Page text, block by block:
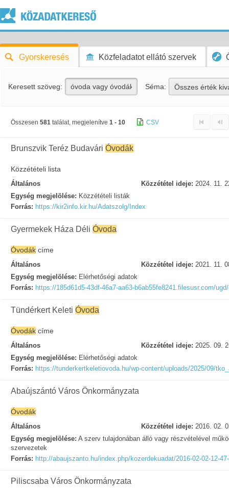
Gyorskeresés Közfeladatot ellátó szervek
Keresett szöveg: Séma: Összes érték
Összesen 581 találat, megjelenítve 1 - 10 CSV
Brunszvik Teréz Budavári Óvodák
Közzétételi lista
Általános Közzététel ideje: 2024. 11.
Egység megjelölése: Közzétételi listák
Forrás: https://kir2info.kir.hu/Adatszolg/Index
Gyermekek Háza Déli Óvoda
Óvodák címe
Általános Közzététel ideje: 2021. 11.
Egység megjelölése: Elérhetőségi adatok
Forrás: https://185d61d5-43df-46a7-aa63-b6ab55fe8241.filesusr.com/
Tündérkert Keleti Óvoda
Óvodák címe
Általános Közzététel ideje: 2025. 09.
Egység megjelölése: Elérhetőségi adatok
Forrás: https://tunderkertkeletiovoda.hu/wp-content/uploads/2025/09/
Abaújszántó Város Önkormányzata
Óvodák
Általános Közzététel ideje: 2016. 02.
Egység megjelölése: A szerv tulajdonában álló vagy részvételével
szervezetek
Forrás: http://abaujszanto.hu/index.php/kozerdekuadat/2016-02-02-12-
Piliscsaba Város Önkormányzata